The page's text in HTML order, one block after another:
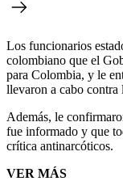
Los funcionarios
colombiano que el
para Colombia, y le
llevaron a cabo contra
Además, le
fue informado y que
crítica antinarcóticos.
VER MÁS